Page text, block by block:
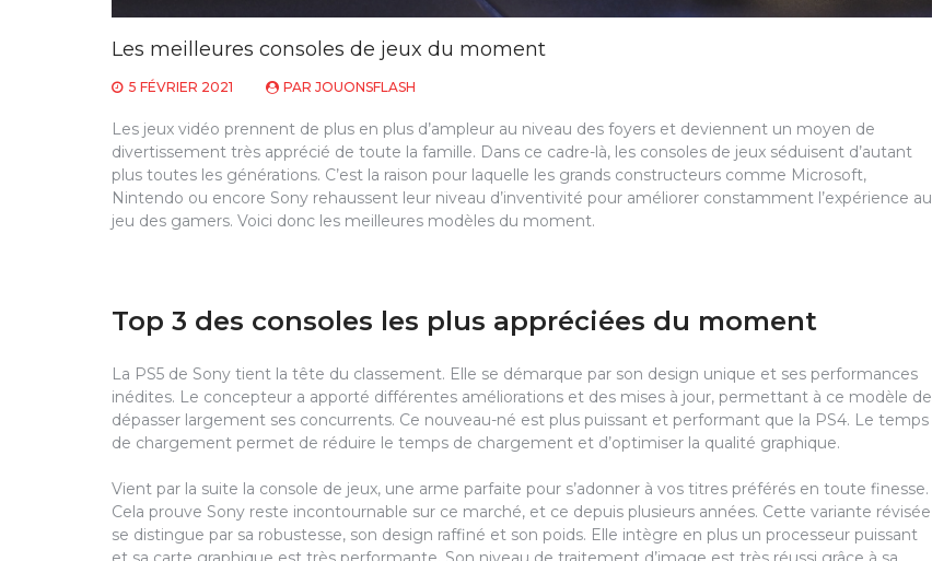
Les meilleures consoles de jeux du moment
5 FÉVRIER 2021 PAR JOUONSFLASH
Les jeux vidéo prennent de plus en plus d’ampleur au niveau des foyers et deviennent un moyen de
divertissement très apprécié de toute la famille. Dans ce cadre-là, les consoles de jeux séduisent d’autant
plus toutes les générations. C’est la raison pour laquelle les grands constructeurs comme Microsoft,
Nintendo ou encore Sony rehaussent leur niveau d’inventivité pour améliorer constamment l’expérience au
jeu des gamers. Voici donc les meilleures modèles du moment.
Top 3 des consoles les plus appréciées du moment
La PS5 de Sony tient la tête du classement. Elle se démarque par son design unique et ses performances
inédites. Le concepteur a apporté différentes améliorations et des mises à jour, permettant à ce modèle de
dépasser largement ses concurrents. Ce nouveau-né est plus puissant et performant que la PS4. Le temps
de chargement permet de réduire le temps de chargement et d’optimiser la qualité graphique.
Vient par la suite la console de jeux, une arme parfaite pour s’adonner à vos titres préférés en toute finesse.
Cela prouve Sony reste incontournable sur ce marché, et ce depuis plusieurs années. Cette variante révisée
se distingue par sa robustesse, son design raffiné et son poids. Elle intègre en plus un processeur puissant